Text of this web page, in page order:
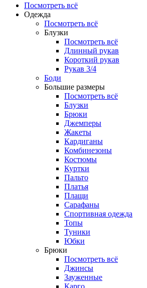
Посмотреть всё
Одежда
Посмотреть всё
Блузки
Посмотреть всё
Длинный рукав
Короткий рукав
Рукав 3/4
Боди
Большие размеры
Посмотреть всё
Блузки
Брюки
Джемперы
Жакеты
Кардиганы
Комбинезоны
Костюмы
Куртки
Пальто
Платья
Плащи
Сарафаны
Спортивная одежда
Топы
Туники
Юбки
Брюки
Посмотреть всё
Джинсы
Зауженные
Карго